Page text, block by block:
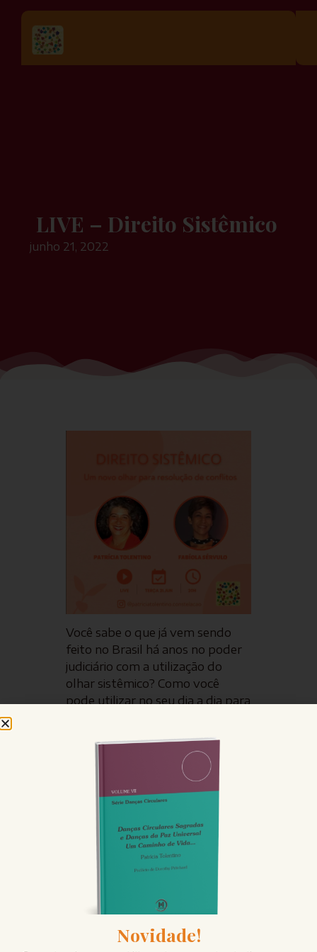
LIVE – Direito Sistêmico
junho 21, 2022
Você sabe o que já vem sendo
feito no Brasil há anos no poder
judiciário com a utilização do
olhar sistêmico? Como você
pode utilizar no seu dia a dia para
“emperradas”? Este é o tema da
nossa Live. Convide seus amigos
e venha papear conosco ao vivo!
Até logo mais.
A Live será na terça, 21/06/2022,
sempre às 20h, no
Instagram@patriciatolentino.constelacao
Entre em contatoNovidade!